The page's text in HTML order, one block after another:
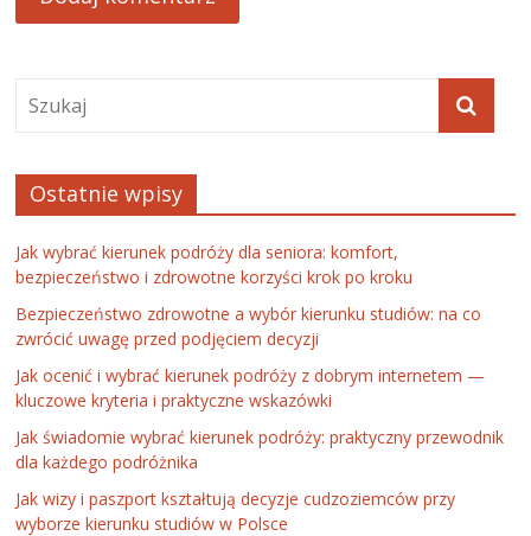
Ostatnie wpisy
Jak wybrać kierunek podróży dla seniora: komfort,
bezpieczeństwo i zdrowotne korzyści krok po kroku
Bezpieczeństwo zdrowotne a wybór kierunku studiów: na co
zwrócić uwagę przed podjęciem decyzji
Jak ocenić i wybrać kierunek podróży z dobrym internetem —
kluczowe kryteria i praktyczne wskazówki
Jak świadomie wybrać kierunek podróży: praktyczny przewodnik
dla każdego podróżnika
Jak wizy i paszport kształtują decyzje cudzoziemców przy
wyborze kierunku studiów w Polsce